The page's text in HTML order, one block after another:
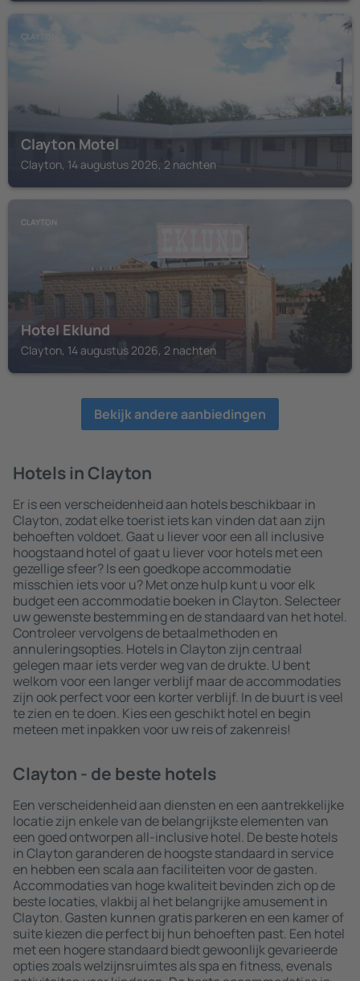
CLAYTON
Clayton Motel
Clayton, 14 augustus 2026, 2 nachten
CLAYTON
Hotel Eklund
Clayton, 14 augustus 2026, 2 nachten
Bekijk andere aanbiedingen
Hotels in Clayton
Er is een verscheidenheid aan hotels beschikbaar in
Clayton, zodat elke toerist iets kan vinden dat aan zijn
behoeften voldoet. Gaat u liever voor een all inclusive
hoogstaand hotel of gaat u liever voor hotels met een
gezellige sfeer? Is een goedkope accommodatie
misschien iets voor u? Met onze hulp kunt u voor elk
budget een accommodatie boeken in Clayton. Selecteer
uw gewenste bestemming en de standaard van het hotel.
Controleer vervolgens de betaalmethoden en
annuleringsopties. Hotels in Clayton zijn centraal
gelegen maar iets verder weg van de drukte. U bent
welkom voor een langer verblijf maar de accommodaties
zijn ook perfect voor een korter verblijf. In de buurt is veel
te zien en te doen. Kies een geschikt hotel en begin
meteen met inpakken voor uw reis of zakenreis!
Clayton - de beste hotels
Een verscheidenheid aan diensten en een aantrekkelijke
locatie zijn enkele van de belangrijkste elementen van
een goed ontworpen all-inclusive hotel. De beste hotels
in Clayton garanderen de hoogste standaard in service
en hebben een scala aan faciliteiten voor de gasten.
Accommodaties van hoge kwaliteit bevinden zich op de
beste locaties, vlakbij al het belangrijke amusement in
Clayton. Gasten kunnen gratis parkeren en een kamer of
suite kiezen die perfect bij hun behoeften past. Een hotel
met een hogere standaard biedt gewoonlijk gevarieerde
opties zoals welzijnsruimtes als spa en fitness, evenals